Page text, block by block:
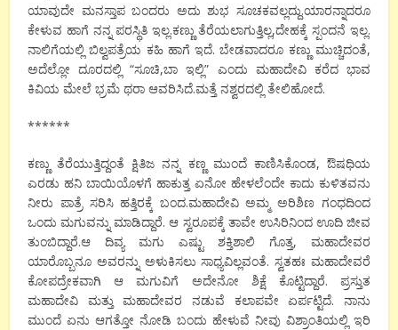
ಯಾವುದೇ ಮನಸ್ತಾಪ ಬಂದರು ಅದು ಶುಭ ಸೂಚಕವಲ್ಲದ್ದು.ಯಾರನ್ನಾದರೂ
ಕೇಳುವ ಹಾಗೆ ನನ್ನ ಪರಸ್ಥಿತಿ ಇಲ್ಲ.ಕಣ್ಣು ತೆರೆಯಲಾಗುತ್ತಿಲ್ಲ,ದೇಹಕ್ಕೆ ಸ್ಪಂದನೆ ಇಲ್ಲ.
ನಾಲಿಗೆಯಲ್ಲಿ ಬಿಲ್ವಪತ್ರೆಯ ಕಹಿ ಹಾಗೆ ಇದೆ. ಬೇಡವಾದರೂ ಕಣ್ಣು ಮುಚ್ಚಿದಂತೆ,
ಅದೆಲ್ಲೋ ದೂರದಲ್ಲಿ “ಸೂಚಿ,ಬಾ ಇಲ್ಲಿ” ಎಂದು ಮಹಾದೇವಿ ಕರೆದ ಭಾವ
ಕಿವಿಯ ಮೇಲೆ ಭ್ರಮೆ ಥರಾ ಆವರಿಸಿದೆ.ಮತ್ತೆ ನಶ್ವರದಲ್ಲಿ ತೇಲಿಹೋದೆ.
******
ಕಣ್ಣು ತೆರೆಯುತ್ತಿದ್ದಂತೆ ಕ್ಷಿತಿಜ ನನ್ನ ಕಣ್ಣ ಮುಂದೆ ಕಾಣಿಸಿಕೊಂಡ, ಔಷಧಿಯ
ಎರಡು ಹನಿ ಬಾಯಿಯೊಳಗೆ ಹಾಕುತ್ತ ಏನೋ ಹೇಳಲೆಂದೇ ಕಾದು ಕುಳಿತವನು
ನೀರು ಪಾತ್ರೆ ಸರಿಸಿ ಹತ್ತಿರಕ್ಕೆ ಬಂದ.ಮಹಾದೇವಿ ಅಮ್ಮ ಅರಿಶಿಣ ಗಂಧದಿಂದ
ಒಂದು ಮಗುವನ್ನು ಮಾಡಿದ್ದಾರೆ. ಆ ಸ್ವರೂಪಕ್ಕೆ ತಾವೇ ಉಸಿರಿನಿಂದ ಊದಿ ಜೀವ
ತುಂಬಿದ್ದಾರೆ.ಆ ದಿವ್ಯ ಮಗು ಎಷ್ಟು ಶಕ್ತಿಶಾಲಿ ಗೊತ್ತ, ಮಹಾದೇವರ
ಯಾರೊಬ್ಬನೂ ಅವರನ್ನು ಅಳುಕಿಸಲು ಸಾಧ್ಯವಿಲ್ಲವಂತೆ. ಸ್ವತಹಃ ಮಹಾದೇವರೆ
ಕೋಪದ್ರೇಕವಾಗಿ ಆ ಮಗುವಿಗೆ ಅದೇನೋ ಶಿಕ್ಷೆ ಕೊಟ್ಟಿದ್ದಾರೆ. ಪ್ರಸ್ತುತ
ಮಹಾದೇವಿ ಮತ್ತು ಮಹಾದೇವರ ನಡುವೆ ಕಲಾಪವೇ ಏರ್ಪಟ್ಟಿದೆ. ನಾನು
ಮುಂದೆ ಏನು ಆಗತ್ತೋ ನೋಡಿ ಬಂದು ಹೇಳುವೆ ನೀವು ವಿಶ್ರಾಂತಿಯಲ್ಲಿ ಇರಿ